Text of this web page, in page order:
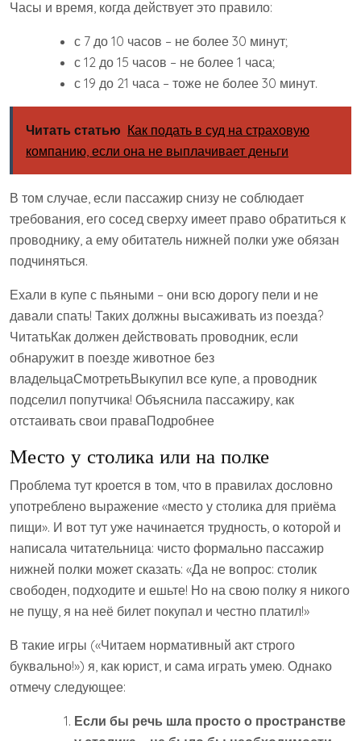
Часы и время, когда действует это правило:
с 7 до 10 часов – не более 30 минут;
с 12 до 15 часов – не более 1 часа;
с 19 до 21 часа – тоже не более 30 минут.
Читать статью Как подать в суд на страховую
компанию, если она не выплачивает деньги
В том случае, если пассажир снизу не соблюдает
требования, его сосед сверху имеет право обратиться к
проводнику, а ему обитатель нижней полки уже обязан
подчиняться.
Ехали в купе с пьяными – они всю дорогу пели и не
давали спать! Таких должны высаживать из поезда?
ЧитатьКак должен действовать проводник, если
обнаружит в поезде животное без
владельцаСмотретьВыкупил все купе, а проводник
подселил попутчика! Объяснила пассажиру, как
отстаивать свои праваПодробнее
Место у столика или на полке
Проблема тут кроется в том, что в правилах дословно
употреблено выражение «место у столика для приёма
пищи». И вот тут уже начинается трудность, о которой и
написала читательница: чисто формально пассажир
нижней полки может сказать: «Да не вопрос: столик
свободен, подходите и ешьте! Но на свою полку я никого
не пущу, я на неё билет покупал и честно платил!»
В такие игры («Читаем нормативный акт строго
буквально!») я, как юрист, и сама играть умею. Однако
отмечу следующее:
Если бы речь шла просто о пространстве